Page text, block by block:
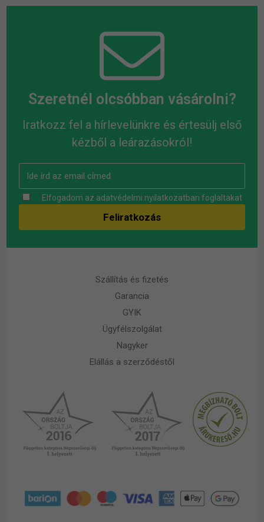
Szeretnél olcsóbban vásárolni?
Iratkozz fel a hírlevelünkre és értesülj első
kézből a leárazásokról!
Elfogadom az adatvédelmi nyilatkozatban foglaltakat
Szállítás és fizetés
Garancia
GYIK
Ügyfélszolgálat
Nagyker
Elállás a szerződéstől